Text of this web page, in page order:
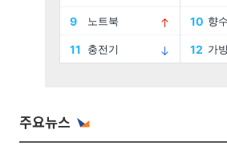
주요뉴스